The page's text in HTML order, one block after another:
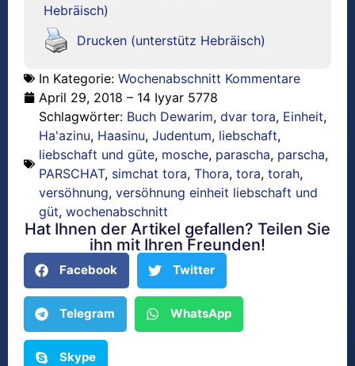
Hebräisch)
Drucken (unterstütz Hebräisch)
In Kategorie: Wochenabschnitt Kommentare
April 29, 2018 – 14 Iyyar 5778
Schlagwörter: Buch Dewarim, dvar tora, Einheit,
Ha'azinu, Haasinu, Judentum, liebschaft,
liebschaft und güte, mosche, parascha, parscha,
PARSCHAT, simchat tora, Thora, tora, torah,
versöhnung, versöhnung einheit liebschaft und
güt, wochenabschnitt
Hat Ihnen der Artikel gefallen? Teilen Sie
ihn mit Ihren Freunden!
Facebook Twitter
Telegram WhatsApp
Skype